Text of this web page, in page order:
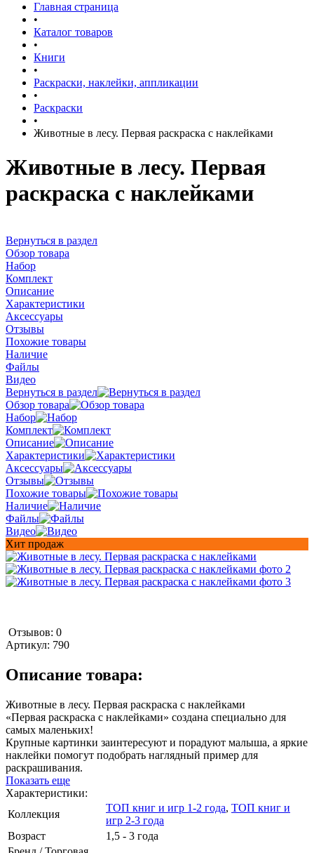
Главная страница
•
Каталог товаров
•
Книги
•
Раскраски, наклейки, аппликации
•
Раскраски
•
Животные в лесу. Первая раскраска с наклейками
Животные в лесу. Первая
раскраска с наклейками
Вернуться в раздел
Обзор товара
Набор
Комплект
Описание
Характеристики
Аксессуары
Отзывы
Похожие товары
Наличие
Файлы
Видео
Вернуться в раздел
Обзор товара
Набор
Комплект
Описание
Характеристики
Аксессуары
Отзывы
Похожие товары
Наличие
Файлы
Видео
Хит продаж
Отзывов: 0
Артикул: 790
Описание товара:
Животные в лесу. Первая раскраска с наклейками
«Первая раскраска с наклейками» создана специально для
самых маленьких!
Крупные картинки заинтересуют и порадуют малыша, а яркие
наклейки помогут подобрать наглядный пример для
раскрашивания.
Показать еще
Характеристики:
Коллекция
ТОП книг и игр 1-2 года, ТОП книг и
игр 2-3 года
Возраст
1,5 - 3 года